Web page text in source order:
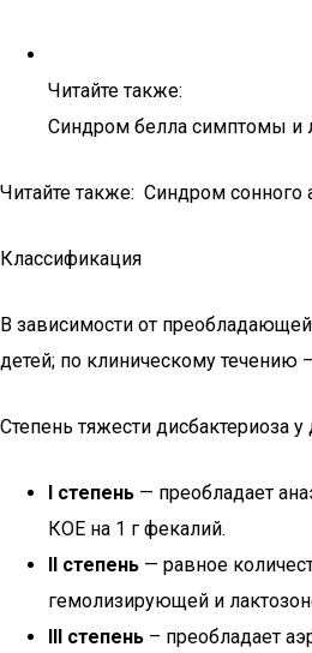
Читайте также:
Синдром белла симптомы и
Читайте также: Синдром сонного
Классификация
В зависимости от
детей; по клиническому течению
Степень тяжести
I степень — преобладает
КОЕ на 1 г фекалий.
II степень — равное
гемолизирующей и
III степень – преобладает